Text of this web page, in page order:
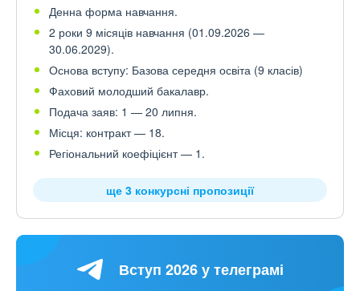
Денна форма навчання.
2 роки 9 місяців навчання (01.09.2026 —
30.06.2029).
Основа вступу: Базова середня освіта (9 класів)
Фаховий молодший бакалавр.
Подача заяв: 1 — 20 липня.
Місця: контракт — 18.
Регіональний коефіцієнт — 1.
ще 3 конкурсні пропозиції
Вступ 2026 у телеграмі